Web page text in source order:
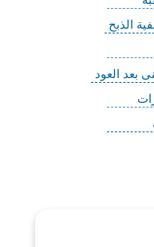
الذبح
بعد العود